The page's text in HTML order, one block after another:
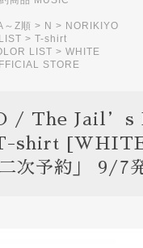
～Z順 > N > NORIKIYO
> T-shirt
LIST > WHITE
STORE
/ The Jail’s
shirt
次予約」 9/7